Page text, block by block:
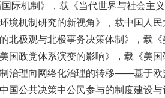
际机制》，载《当代世界与社会主
境机制研究的新视角》，载中国人
北极观与北极事务决策体制》，载
国政党体系演变的影响》，载《美国
治理向网络化治理的转移——基于欧
国公共决策中公民参与的制度建设